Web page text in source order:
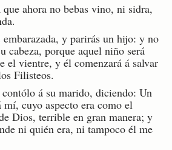
ahora no bebas vino, ni sidra,
embarazada, y parirás un hijo: y no
cabeza, porque aquel niño será
el vientre, y él comenzará á salvar
Filisteos.
á su marido, diciendo: Un
cuyo aspecto era como el
Dios, terrible en gran manera; y
ni quién era, ni tampoco él me